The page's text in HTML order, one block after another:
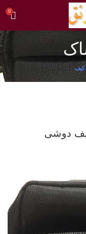
0
کیف
دوشی